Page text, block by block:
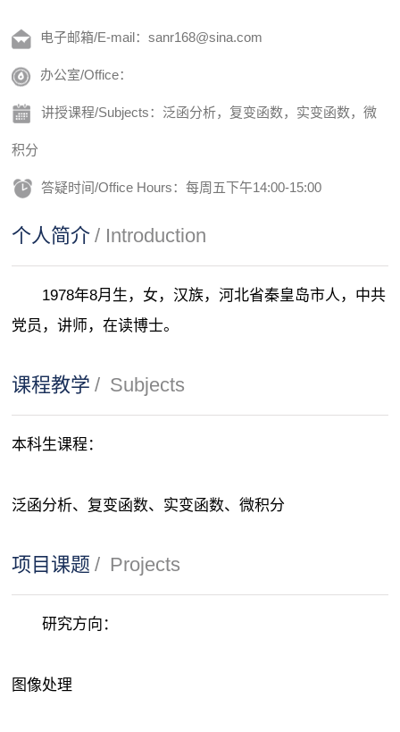
电子邮箱/E-mail：sanr168@sina.com
办公室/Office：
讲授课程/Subjects：泛函分析，复变函数，实变函数，微
积分
答疑时间/Office Hours：每周五下午14:00-15:00
个人简介 / Introduction
1978年8月生，女，汉族，河北省秦皇岛市人，中共
党员，讲师，在读博士。
课程教学 / Subjects
本科生课程：
泛函分析、复变函数、实变函数、微积分
项目课题 / Projects
研究方向：
图像处理